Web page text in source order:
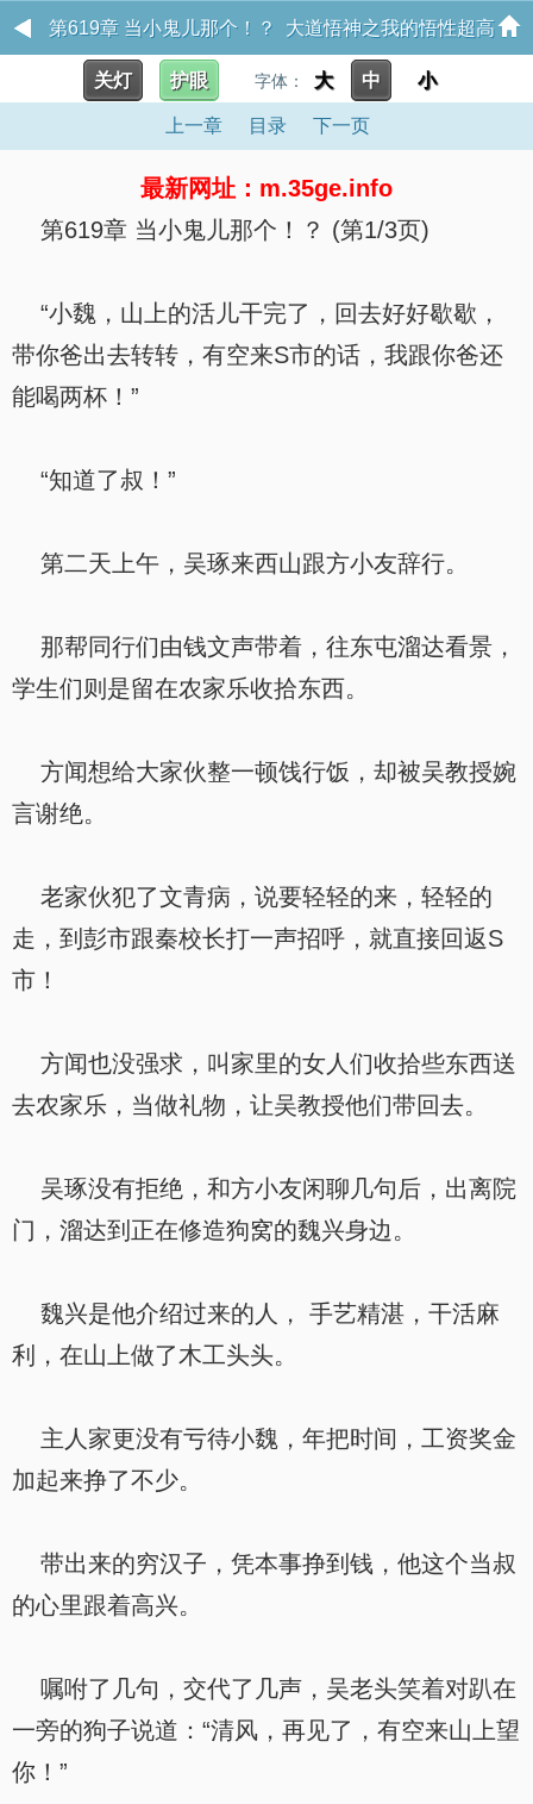
第619章 当小鬼儿那个！？ 大道悟神之我的悟性超高
关灯 护眼 字体： 大 中 小
上一章 目录 下一页
最新网址：m.35ge.info
第619章 当小鬼儿那个！？ (第1/3页)
“小魏，山上的活儿干完了，回去好好歇歇，
带你爸出去转转，有空来S市的话，我跟你爸还
能喝两杯！”
“知道了叔！”
第二天上午，吴琢来西山跟方小友辞行。
那帮同行们由钱文声带着，往东屯溜达看景，
学生们则是留在农家乐收拾东西。
方闻想给大家伙整一顿饯行饭，却被吴教授婉
言谢绝。
老家伙犯了文青病，说要轻轻的来，轻轻的
走，到彭市跟秦校长打一声招呼，就直接回返S
市！
方闻也没强求，叫家里的女人们收拾些东西送
去农家乐，当做礼物，让吴教授他们带回去。
吴琢没有拒绝，和方小友闲聊几句后，出离院
门，溜达到正在修造狗窝的魏兴身边。
魏兴是他介绍过来的人， 手艺精湛，干活麻
利，在山上做了木工头头。
主人家更没有亏待小魏，年把时间，工资奖金
加起来挣了不少。
带出来的穷汉子，凭本事挣到钱，他这个当叔
的心里跟着高兴。
嘱咐了几句，交代了几声，吴老头笑着对趴在
一旁的狗子说道：“清风，再见了，有空来山上望
你！”